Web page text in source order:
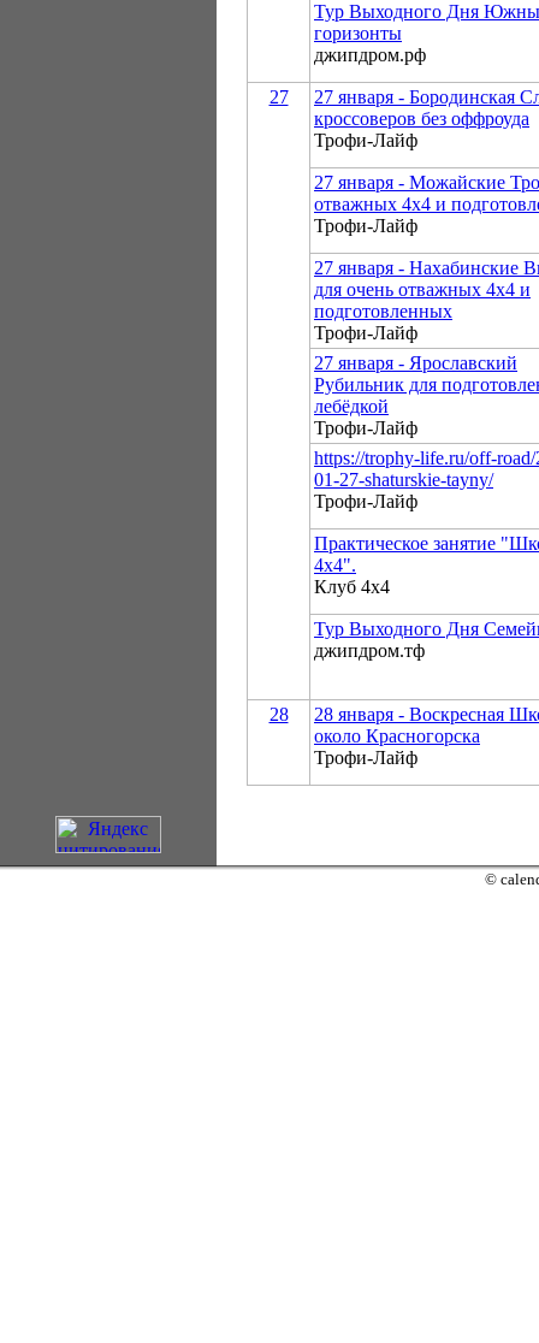
Тур Выходного Дня
горизонты
джипдром.рф
27
27 января - Бородинская
кроссоверов без оффроуда
Трофи-Лайф
27 января - Можайские
отважных 4х4 и
Трофи-Лайф
27 января - Нахабинские
для очень отважных 4х4 и
подготовленных
Трофи-Лайф
27 января - Ярославский
Рубильник для
лебёдкой
Трофи-Лайф
https://trophy-life.ru/off-road/
01-27-shaturskie-tayny/
Трофи-Лайф
Практическое занятие
4х4".
Клуб 4х4
Тур Выходного Дня
джипдром.тф
28
28 января - Воскресная
около Красногорска
Трофи-Лайф
©